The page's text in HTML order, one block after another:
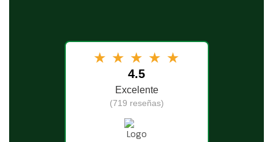
★ ★ ★ ★ ★
4.5
Excelente
(719 reseñas)